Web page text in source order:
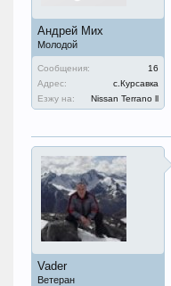
Андрей Мих
Молодой
Сообщения:
16
Адрес:
с.Курсавка
Езжу на:
Nissan Terrano ll
Vader
Ветеран